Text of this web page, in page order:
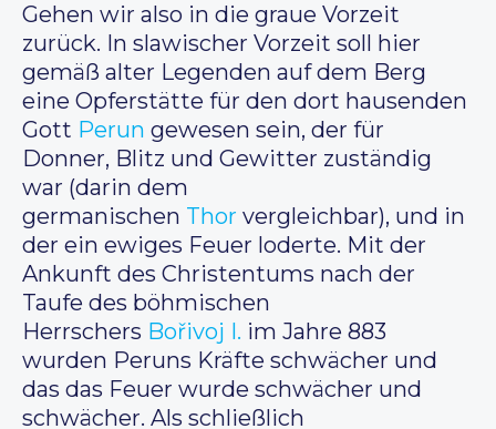
Gehen wir also in die graue Vorzeit
zurück. In slawischer Vorzeit soll hier
gemäß alter Legenden auf dem Berg
eine Opferstätte für den dort hausenden
Gott Perun gewesen sein, der für
Donner, Blitz und Gewitter zuständig
war (darin dem
germanischen Thor vergleichbar), und in
der ein ewiges Feuer loderte. Mit der
Ankunft des Christentums nach der
Taufe des böhmischen
Herrschers Bořivoj I. im Jahre 883
wurden Peruns Kräfte schwächer und
das das Feuer wurde schwächer und
schwächer. Als schließlich